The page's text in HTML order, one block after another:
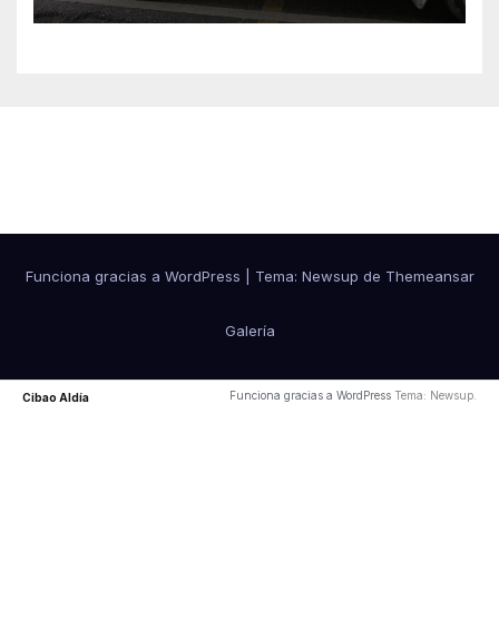
Funciona gracias a WordPress Tema: Newsup de Themeansar
Galería
Cibao Aldía Funciona gracias a WordPress Tema: Newsup.